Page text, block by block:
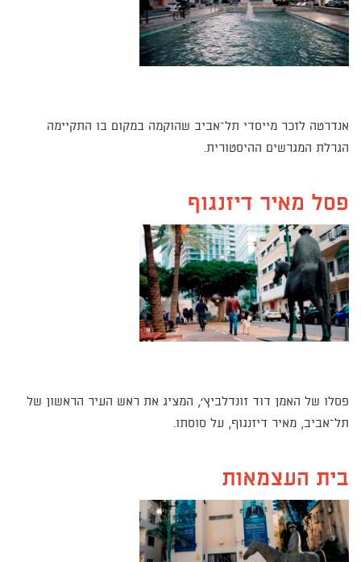
אנדרטה לזכר מייסדי תל–אביב שהוקמה במקום בו התקיימה
הגרלת המגרשים ההיסטורית.
פסל מאיר דיזנגוף
פסלו של האמן דוד זונדלביץ', המציג את ראש העיר הראשון של
תל–אביב, מאיר דיזנגוף, על סוסתו.
בית העצמאות